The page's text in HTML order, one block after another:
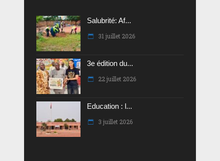
Salubrité: Af...
31 juillet 2026
3e édition du...
22 juillet 2026
Education : l...
3 juillet 2026